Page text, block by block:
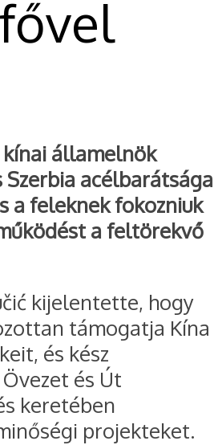
kínai államelnök
Szerbia acélbarátsága
a feleknek fokozniuk
a feltörekvő
kijelentette, hogy
támogatja Kína
és kész
és Út
keretében
projekteket.